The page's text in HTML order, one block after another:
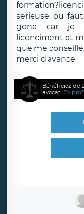
serieuse ou
gene car je
licenciment et
que me
merci d'avance
Bénéficiez de
avocat. En